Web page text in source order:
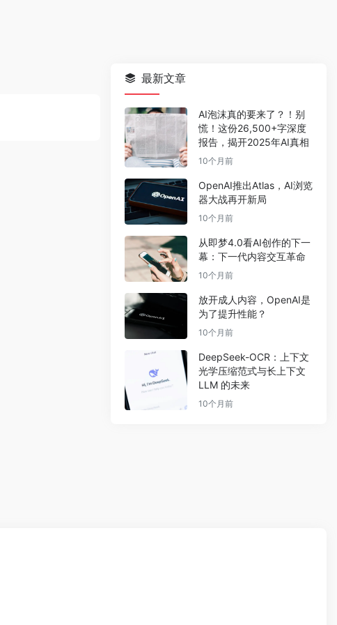
最新文章
AI泡沫真的要来了？！别
慌！这份26,500+字深度
报告，揭开2025年AI真相
10个月前
OpenAI推出Atlas，AI浏览
器大战再开新局
10个月前
从即梦4.0看AI创作的下一
幕：下一代内容交互革命
10个月前
放开成人内容，OpenAI是
为了提升性能？
10个月前
DeepSeek-OCR：上下文
光学压缩范式与长上下文
LLM 的未来
10个月前